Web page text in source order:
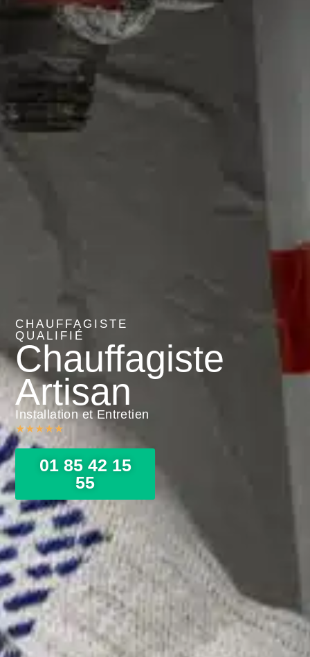
CHAUFFAGISTE
QUALIFIÉ
Chauffagiste
Artisan
Installation et Entretien
★★★★★
01 85 42 15
55